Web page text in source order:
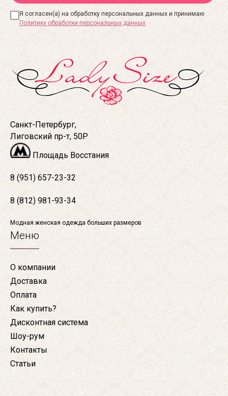
Я согласен(а) на обработку персональных данных и принимаю
Политику обработки персональных данных
Санкт-Петербург,
Лиговский пр-т, 50Р
Площадь Восстания
8 (951) 657-23-32
8 (812) 981-93-34
Модная женская одежда больших размеров
Меню
О компании
Доставка
Оплата
Как купить?
Дисконтная система
Шоу-рум
Контакты
Статьи